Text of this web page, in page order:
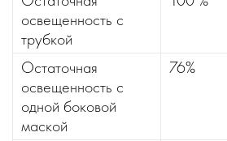
освещенность с
трубкой
Остаточная
освещенность с
одной боковой
маской
76%